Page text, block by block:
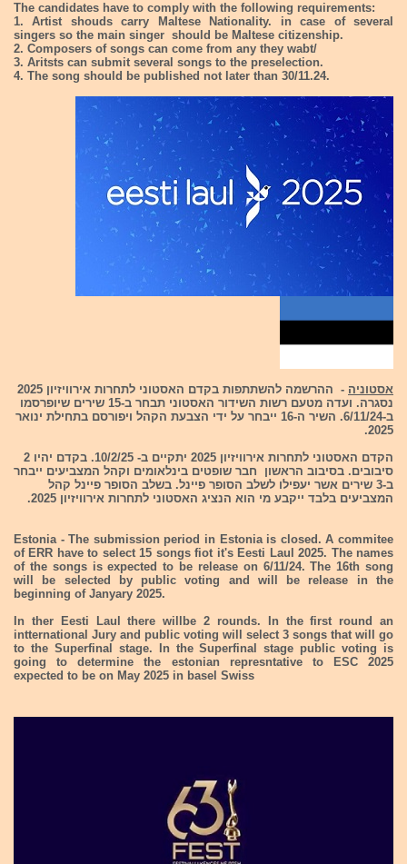
The candidates have to comply with the following requirements:
1. Artist shouds carry Maltese Nationality. in case of several
singers so the main singer should be Maltese citizenship.
2. Composers of songs can come from any they wabt/
3. Aritsts can submit several songs to the preselection.
4. The song should be published not later than 30/11.24.
אסטוניה
- ההרשמה להשתתפות בקדם האסטוני לתחרות אירוויזיון 2025
נסגרה. ועדה מטעם רשות השידור האסטוני תבחר ב-15 שירים שיופרסמו
ב-6/11/24. השיר ה-16 ייבחר על ידי הצבעת הקהל ויפורסם בתחילת ינואר
2025.
הקדם האסטוני לתחרות אירוויזיון 2025 יתקיים ב- 10/2/25. בקדם יהיו 2
סיבובים. בסיבוב הראשון חבר שופטים בינלאומים וקהל המצביעים ייבחר
ב-3 שירים אשר יעפילו לשלב הסופר פיינל. בשלב הסופר פיינל קהל
המצביעים בלבד ייקבע מי הוא הנציג האסטוני לתחרות אירוויזיון 2025.
Estonia - The submission period in Estonia is closed. A commitee
of ERR have to select 15 songs fiot it's Eesti Laul 2025. The names
of the songs is expected to be release on 6/11/24. The 16th song
will be selected by public voting and will be release in the
beginning of Janyary 2025.
In ther Eesti Laul there willbe 2 rounds. In the first round an
intternational Jury and public voting will select 3 songs that will go
to the Superfinal stage. In the Superfinal stage public voting is
going to determine the estonian represntative to ESC 2025
expected to be on May 2025 in basel Swiss